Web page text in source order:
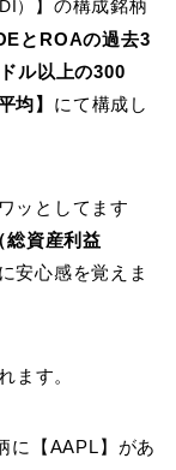
）
】の構成銘柄
とROAの過去3
ル以上の300
均】 にて構成し
ッとしてます
総資産利益
安心感を覚えま
ます。
に【AAPL】があ